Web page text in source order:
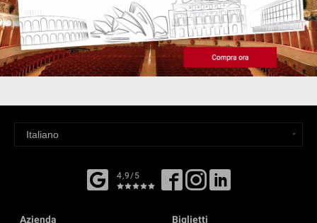
4,9/5
Azienda Biglietti